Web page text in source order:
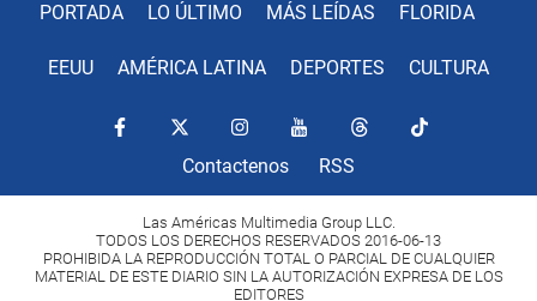
PORTADA LO ÚLTIMO MÁS LEÍDAS FLORIDA
EEUU AMÉRICA LATINA DEPORTES CULTURA
Contactenos RSS
Las Américas Multimedia Group LLC.
TODOS LOS DERECHOS RESERVADOS 2016-06-13
PROHIBIDA LA REPRODUCCIÓN TOTAL O PARCIAL DE CUALQUIER
MATERIAL DE ESTE DIARIO SIN LA AUTORIZACIÓN EXPRESA DE LOS
EDITORES